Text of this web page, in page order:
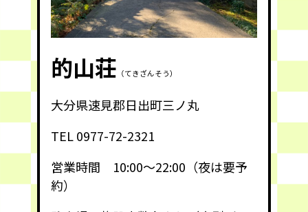
的山荘 （てきざんそう）
大分県速見郡日出町三ノ丸
TEL 0977-72-2321
営業時間 10:00～22:00（夜は要予
約）